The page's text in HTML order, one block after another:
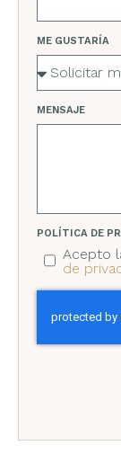
ME GUSTARÍA
MENSAJE
POLÍTICA DE
Acepto
de